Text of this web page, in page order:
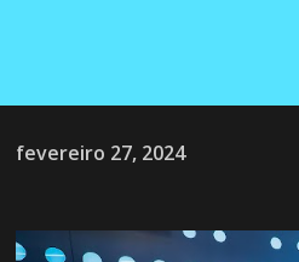
fevereiro 27, 2024